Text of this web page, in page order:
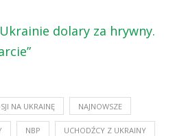
dolary za hrywny.
NA UKRAINĘ NAJNOWSZE
NBP UCHODŹCY Z UKRAINY